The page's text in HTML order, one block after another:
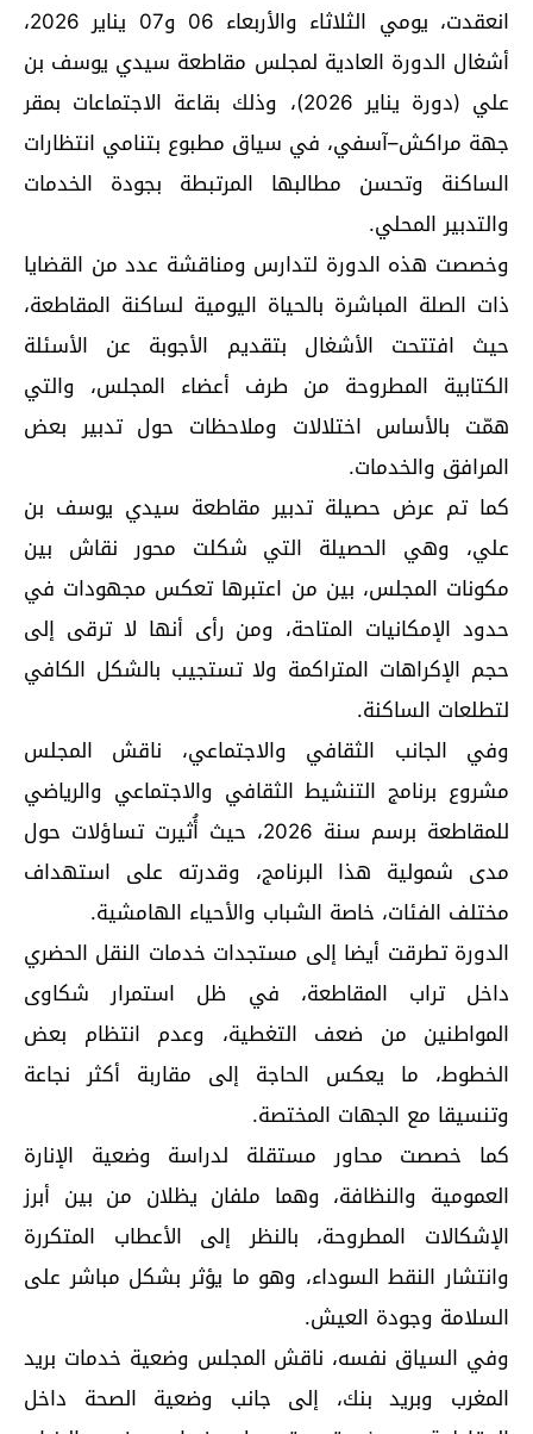
انعقدت، يومي الثلاثاء والأربعاء 06 و07 يناير 2026،
أشغال الدورة العادية لمجلس مقاطعة سيدي يوسف بن
علي (دورة يناير 2026)، وذلك بقاعة الاجتماعات بمقر
جهة مراكش–آسفي، في سياق مطبوع بتنامي انتظارات
الساكنة وتحسن مطالبها المرتبطة بجودة الخدمات
والتدبير المحلي.
وخصصت هذه الدورة لتدارس ومناقشة عدد من القضايا
ذات الصلة المباشرة بالحياة اليومية لساكنة المقاطعة،
حيث افتتحت الأشغال بتقديم الأجوبة عن الأسئلة
الكتابية المطروحة من طرف أعضاء المجلس، والتي
همّت بالأساس اختلالات وملاحظات حول تدبير بعض
المرافق والخدمات.
كما تم عرض حصيلة تدبير مقاطعة سيدي يوسف بن
علي، وهي الحصيلة التي شكلت محور نقاش بين
مكونات المجلس، بين من اعتبرها تعكس مجهودات في
حدود الإمكانيات المتاحة، ومن رأى أنها لا ترقى إلى
حجم الإكراهات المتراكمة ولا تستجيب بالشكل الكافي
لتطلعات الساكنة.
وفي الجانب الثقافي والاجتماعي، ناقش المجلس
مشروع برنامج التنشيط الثقافي والاجتماعي والرياضي
للمقاطعة برسم سنة 2026، حيث أُثيرت تساؤلات حول
مدى شمولية هذا البرنامج، وقدرته على استهداف
مختلف الفئات، خاصة الشباب والأحياء الهامشية.
الدورة تطرقت أيضا إلى مستجدات خدمات النقل الحضري
داخل تراب المقاطعة، في ظل استمرار شكاوى
المواطنين من ضعف التغطية، وعدم انتظام بعض
الخطوط، ما يعكس الحاجة إلى مقاربة أكثر نجاعة
وتنسيقا مع الجهات المختصة.
كما خصصت محاور مستقلة لدراسة وضعية الإنارة
العمومية والنظافة، وهما ملفان يظلان من بين أبرز
الإشكالات المطروحة، بالنظر إلى الأعطاب المتكررة
وانتشار النقط السوداء، وهو ما يؤثر بشكل مباشر على
السلامة وجودة العيش.
وفي السياق نفسه، ناقش المجلس وضعية خدمات بريد
المغرب وبريد بنك، إلى جانب وضعية الصحة داخل